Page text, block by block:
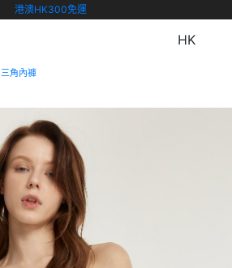
港澳HK300免運
HK
三角內褲